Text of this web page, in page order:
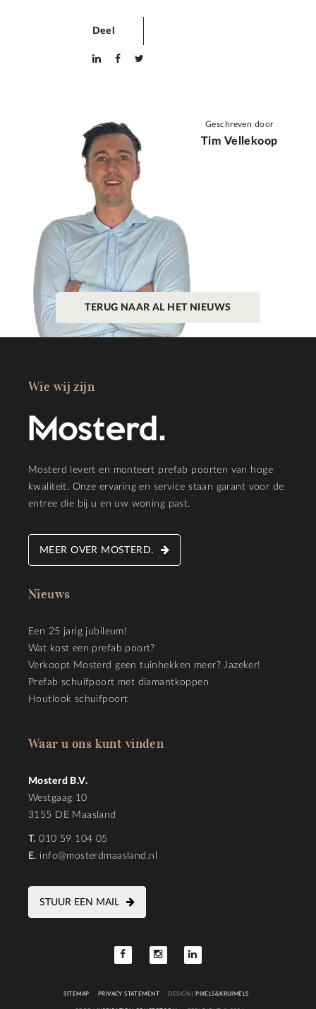
Deel
Geschreven door
Tim Vellekoop
TERUG NAAR AL HET NIEUWS
Wie wij zijn
Mosterd levert en monteert prefab poorten van hoge
kwaliteit. Onze ervaring en service staan garant voor de
entree die bij u en uw woning past.
MEER OVER MOSTERD.
Nieuws
Een 25 jarig jubileum!
Wat kost een prefab poort?
Verkoopt Mosterd geen tuinhekken meer? Jazeker!
Prefab schuifpoort met diamantkoppen
Houtlook schuifpoort
Waar u ons kunt vinden
Mosterd B.V.
Westgaag 10
3155 DE Maasland
T. 010 59 104 05
E. info@mosterdmaasland.nl
STUUR EEN MAIL
SITEMAP PRIVACY STATEMENT DESIGN | PIXELS&KRUIMELS